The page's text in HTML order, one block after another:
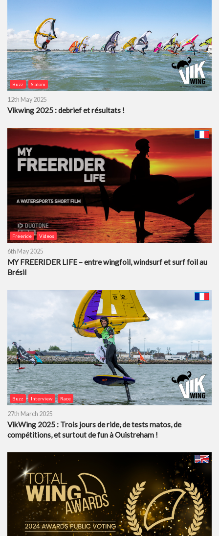
Buzz Slalom
12th May 2025
Vikwing 2025 : debrief et résultats !
Freeride Videos
6th May 2025
MY FREERIDER LIFE – entre wingfoil, windsurf et surf foil au
Brésil
Buzz Interview Race
27th March 2025
VikWing 2025 : Trois jours de ride, de tests matos, de
compétitions, et surtout de fun à Ouistreham !